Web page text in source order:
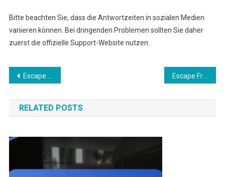
Bitte beachten Sie, dass die Antwortzeiten in sozialen Medien
variieren können. Bei dringenden Problemen sollten Sie daher
zuerst die offizielle Support-Website nutzen.
Post
navigation
Escape From Tarkov Wipe-Event Preise: Veranstaltungs-Highlights, Top-Spieler, Statistiken Escape From Tarkov Wipe-Event Preise: Sicherheitsmaßnahmen, Kontosicherheit, Phishing-Bewusstsein
RELATED POSTS